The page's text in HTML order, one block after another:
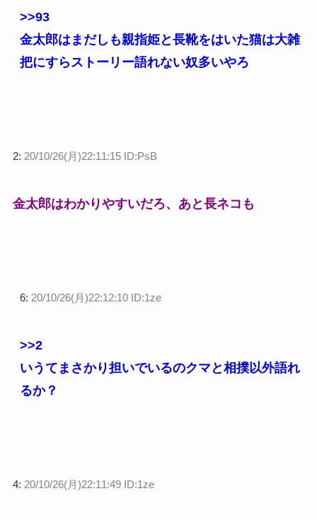
>>93
金太郎はまだしも親指姫と長靴をはいた猫は大雑
把にすらストーリー語れない奴多いやろ
2: 20/10/26(月)22:11:15 ID:PsB
金太郎はわかりやすいだろ、あと長ネコも
6: 20/10/26(月)22:12:10 ID:1ze
>>2
いうてまさかり担いでいるのクマと相撲以外語れ
るか？
4: 20/10/26(月)22:11:49 ID:1ze